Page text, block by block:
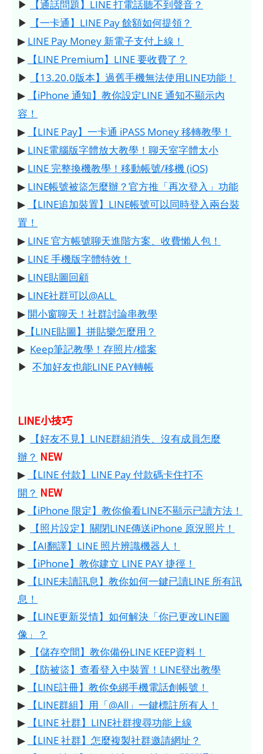
▶
【通話問題】LINE 打電話聽不到聲音？
▶
【一卡通】LINE Pay 餘額如何提領？
▶ LINE Pay Money 新電子支付上線！
▶
【LINE Premium】LINE 要收費了？
▶
【13.20.0版本】過舊手機無法使用LINE功能！
▶
【iPhone 通知】教你設定LINE 通知不顯示內
容！
▶
【LINE Pay】一卡通 iPASS Money 移轉教學！
▶ LINE電腦版字體放大教學！聊天室字體太小
▶ LINE 完整換機教學！移動帳號/移機 (iOS)
▶ LINE帳號被盜怎麼辦？官方推「再次登入」功能
▶
【LINE追加裝置】LINE帳號可以同時登入兩台裝
置！
▶ LINE 官方帳號聊天進階方案、收費懶人包！
▶ LINE 手機版字體特效！
▶ LINE貼圖回顧
▶ LINE社群可以@ALL
▶ 開小窗聊天！社群討論串教學
▶ 【LINE貼圖】拼貼樂怎麼用？
▶ Keep筆記教學！存照片/檔案
▶ 不加好友也能LINE PAY轉帳
LINE小技巧
▶
【好友不見】LINE群組消失、沒有成員怎麼
辦？ NEW
▶
【LINE 付款】LINE Pay 付款碼卡住打不
開？ NEW
▶
【iPhone 限定】教你偷看LINE不顯示已讀方法！
▶
【照片設定】關閉LINE傳送iPhone 原況照片！
▶
【AI翻譯】LINE 照片辨識機器人！
▶
【iPhone】教你建立 LINE PAY 捷徑！
▶
【LINE未讀訊息】教你如何一鍵已讀LINE 所有訊
息！
▶
【LINE更新災情】如何解決「你已更改LINE圖
像」？
▶
【儲存空間】教你備份LINE KEEP資料！
▶
【防被盜】查看登入中裝置！LINE登出教學
▶
【LINE註冊】教你免綁手機電話創帳號！
▶
【LINE群組】用「@All」一鍵標註所有人！
▶
【LINE 社群】LINE社群搜尋功能上線
▶
【LINE 社群】怎麼複製社群邀請網址？